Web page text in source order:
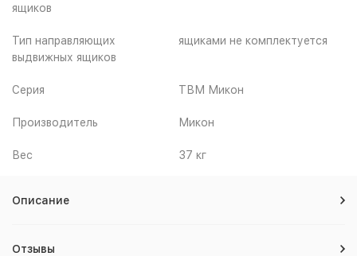
ящиков
Тип направляющих
выдвижных ящиков
ящиками не комплектуется
Серия ТВМ Микон
Производитель Микон
Вес 37 кг
Описание
Отзывы